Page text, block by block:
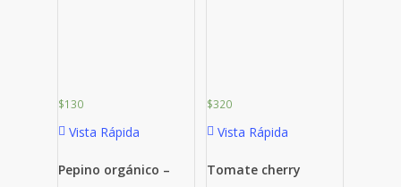
$130
Vista Rápida
Pepino orgánico –
$320
Vista Rápida
Tomate cherry